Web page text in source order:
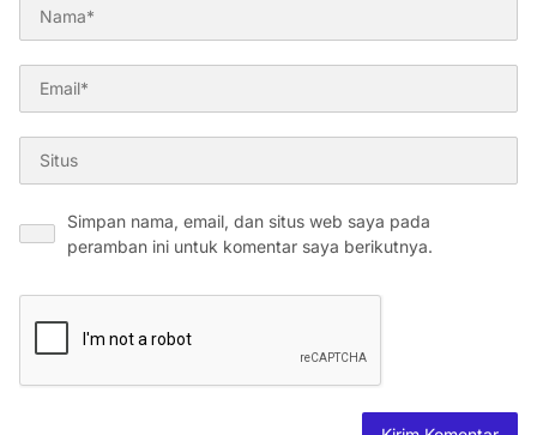
Simpan nama, email, dan situs web saya pada
peramban ini untuk komentar saya berikutnya.